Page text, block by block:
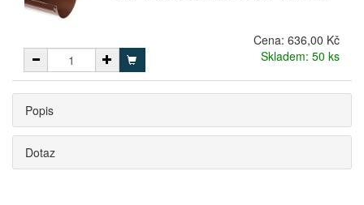
Cena: 636,00 Kč
Skladem: 50 ks
Popis
Dotaz